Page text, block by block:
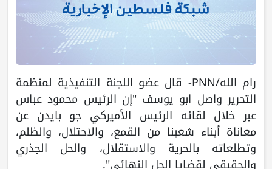
رام الله/PNN- قال عضو اللجنة التنفيذية لمنظمة
التحرير واصل ابو يوسف "إن الرئيس محمود عباس
عبر خلال لقائه الرئيس الأميركي جو بايدن عن
معاناة أبناء شعبنا من القمع، والاحتلال، والظلم،
وتطلعاته بالحرية والاستقلال، والحل الجذري
والحقيقي لقضايا الحل النهائي".